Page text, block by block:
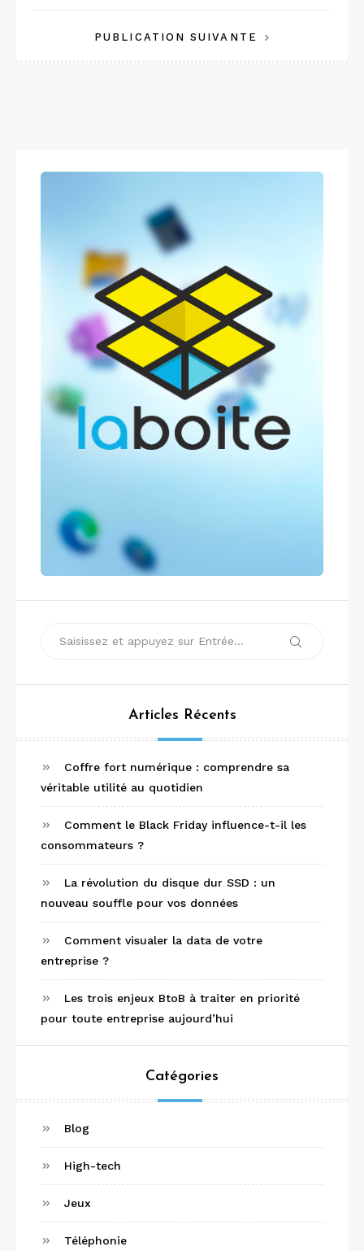
de
l’articlePUBLICATION SUIVANTE
Articles Récents
Coffre fort numérique : comprendre sa
véritable utilité au quotidien
Comment le Black Friday influence-t-il les
consommateurs ?
La révolution du disque dur SSD : un
nouveau souffle pour vos données
Comment visualer la data de votre
entreprise ?
Les trois enjeux BtoB à traiter en priorité
pour toute entreprise aujourd’hui
Catégories
Blog
High-tech
Jeux
Téléphonie